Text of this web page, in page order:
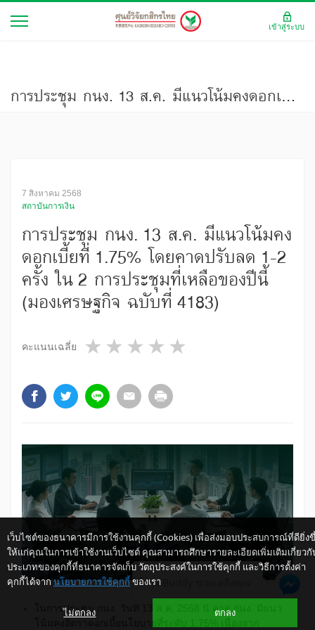
การประชุม กนง. 13 ส.ค. มีแนวโน้มคงดอกเบี้ยที่ 1.75% โดยคาดปรับลด 1-2 ครั้ง ใน 2 การประชุมที่เหลือของปีนี้ (มองเศรษฐกิจ ฉบับที่ 4183)
7 สิงหาคม 2568
สถาบันการเงิน
การประชุม กนง. 13 ส.ค. มีแนวโน้มคง
ดอกเบี้ยที่ 1.75% โดยคาดปรับลด 1-2
ครั้ง ใน 2 การประชุมที่เหลือของปีนี้
(มองเศรษฐกิจ ฉบับที่ 4183)
คะแนนเฉลี่ย 4 stars
3 stars
2 stars
1 star
ในการประชุม กนง. วันที่ 13 ส.ค. 2568 นี้ คาด กนง. มีแนว
เว็บไซต์ของธนาคารมีการใช้งานคุกกี้ (Cookies) เพื่อส่งมอบประสบการณ์ที่ดียิ่ง
ให้แก่คุณในการเข้าใช้งานเว็บไซต์ คุณสามารถศึกษารายละเอียดเพิ่มเติมเกี่ยวกั
ประเภทของคุกกี้ที่ธนาคารจัดเก็บ วัตถุประสงค์ในการใช้คุกกี้ และวิธีการตั้งค่า
คุกกี้ได้จากนโยบายการใช้คุกกี้ของเรา
ไม่ตกลง ตกลง
เข้าสู่ระบบ
ให้ K-Buddy ช่วยเหลือคุณ